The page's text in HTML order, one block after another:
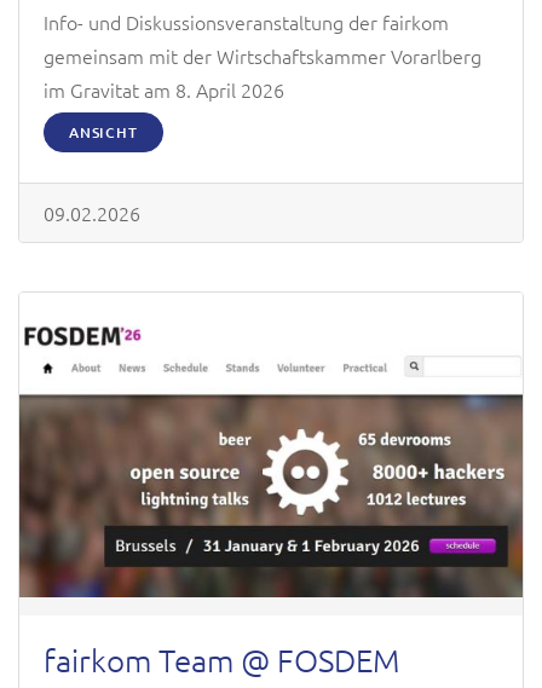
Info- und Diskussionsveranstaltung der fairkom
gemeinsam mit der Wirtschaftskammer Vorarlberg
im Gravitat am 8. April 2026
ANSICHT
09.02.2026
fairkom Team @ FOSDEM